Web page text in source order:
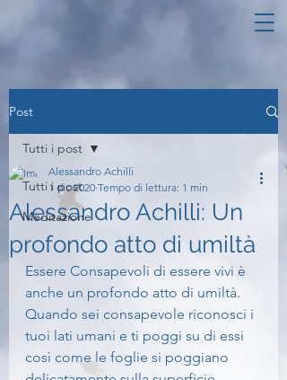
Post
Tutti i post
Meditazione
Tutti i post
Alessandro Achilli: Un
profondo atto di umiltà
Alessandro Achilli
1 dic 2020 Tempo di lettura: 1 min
Essere Consapevoli di essere vivi è
anche un profondo atto di umiltà.
Quando sei consapevole riconosci i
tuoi lati umani e ti poggi su di essi
così come le foglie si poggiano